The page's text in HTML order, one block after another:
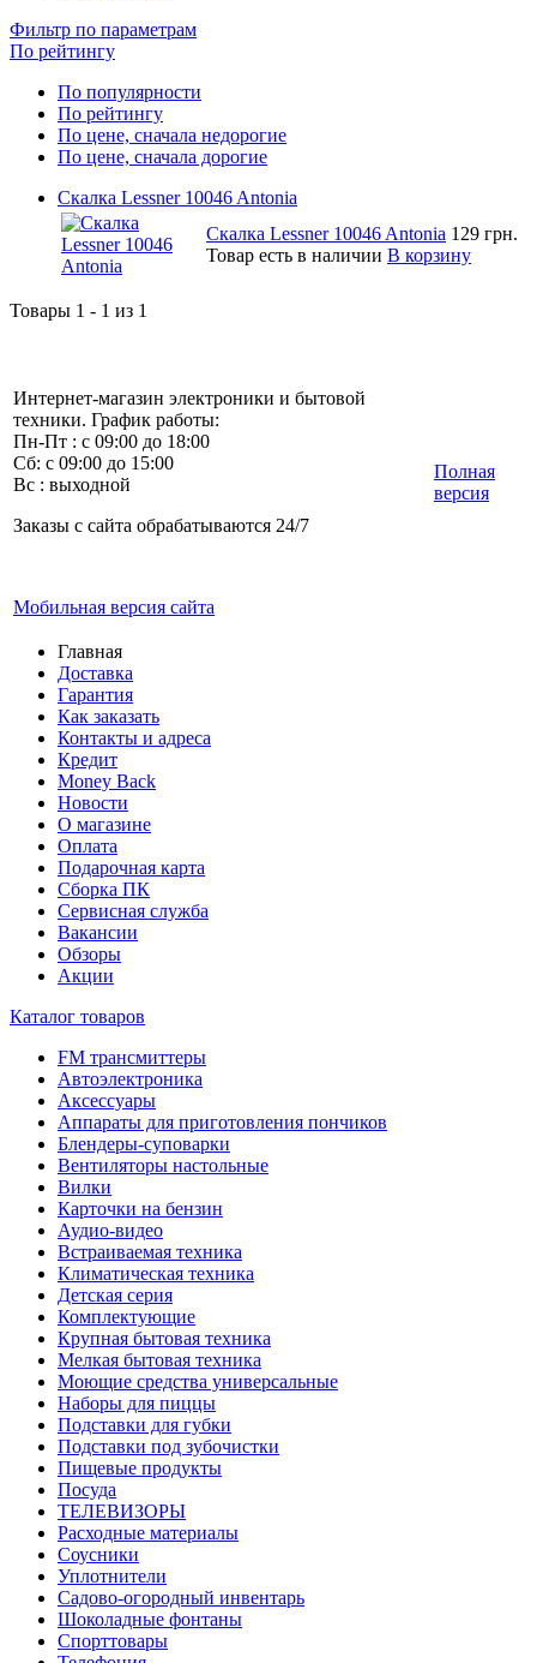
Фильтр по параметрам
По рейтингу
По популярности
По рейтингу
По цене, сначала недорогие
По цене, сначала дорогие
Скалка Lessner 10046 Antonia
Скалка Lessner 10046 Antonia 129 грн.
Товар есть в наличии В корзину
Товары 1 - 1 из 1
Интернет-магазин электроники и бытовой
техники. График работы:
Пн-Пт : с 09:00 до 18:00
Сб: с 09:00 до 15:00
Вс : выходной
Заказы с сайта обрабатываются 24/7
Мобильная версия сайта
Полная
версия
Главная
Доставка
Гарантия
Как заказать
Контакты и адреса
Кредит
Money Back
Новости
О магазине
Оплата
Подарочная карта
Сборка ПК
Сервисная служба
Вакансии
Обзоры
Акции
Каталог товаров
FM трансмиттеры
Автоэлектроника
Аксессуары
Аппараты для приготовления пончиков
Блендеры-суповарки
Вентиляторы настольные
Вилки
Карточки на бензин
Аудио-видео
Встраиваемая техника
Климатическая техника
Детская серия
Комплектующие
Крупная бытовая техника
Мелкая бытовая техника
Моющие средства универсальные
Наборы для пиццы
Подставки для губки
Подставки под зубочистки
Пищевые продукты
Посуда
ТЕЛЕВИЗОРЫ
Расходные материалы
Соусники
Уплотнители
Садово-огородный инвентарь
Шоколадные фонтаны
Спорттовары